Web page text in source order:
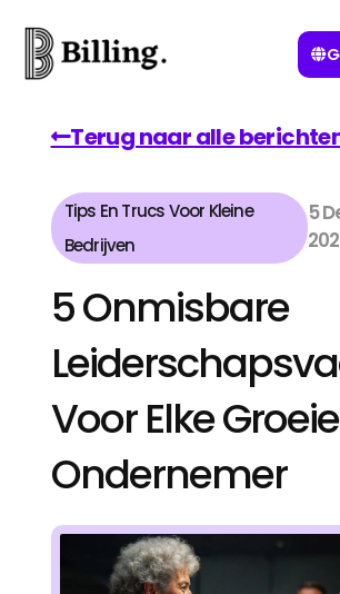
Terug naar alle
Tips En Trucs Voor Kleine
Bedrijven
5
5 Onmisbare
Voor Elke
Ondernemer